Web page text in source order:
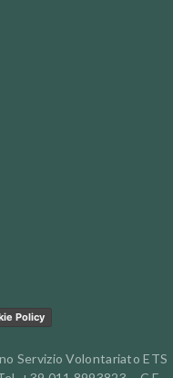
Policy
Servizio Volontariato ETS